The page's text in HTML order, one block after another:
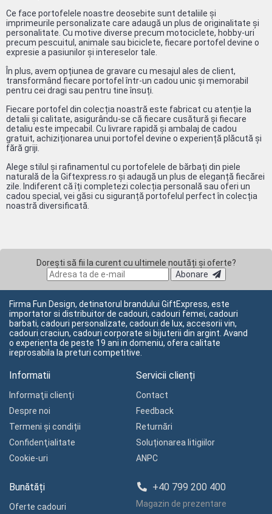
Ce face portofelele noastre deosebite sunt detaliile și
imprimeurile personalizate care adaugă un plus de originalitate și
personalitate. Cu motive diverse precum motociclete, hobby-uri
precum pescuitul, animale sau biciclete, fiecare portofel devine o
expresie a pasiunilor și intereselor tale.
În plus, avem opțiunea de gravare cu mesajul ales de client,
transformând fiecare portofel într-un cadou unic și memorabil
pentru cei dragi sau pentru tine însuți.
Fiecare portofel din colecția noastră este fabricat cu atenție la
detalii și calitate, asigurându-se că fiecare cusătură și fiecare
detaliu este impecabil. Cu livrare rapidă și ambalaj de cadou
gratuit, achiziționarea unui portofel devine o experiență plăcută și
fără griji.
Alege stilul și rafinamentul cu portofelele de bărbați din piele
naturală de la Giftexpress.ro și adaugă un plus de eleganță fiecărei
zile. Indiferent că îți completezi colecția personală sau oferi un
cadou special, vei găsi cu siguranță portofelul perfect în colecția
noastră diversificată.
Dorești să fii la curent cu ultimele noutăți și oferte?
Abonare
Firma Fun Design, detinatorul brandului GiftExpress, este
importator si distribuitor de cadouri, cadouri femei, cadouri
barbati, cadouri personalizate, cadouri de lux, accesorii vin,
cadouri craciun, cadouri corporate si bijuterii din argint. Avand
o experienta de peste 19 ani in domeniu, ofera calitate
ireprosabila la preturi competitive.
Informatii
Informaţii clienţi
Despre noi
Termeni și condiții
Confidenţialitate
Cookie-uri
Servicii clienți
Contact
Feedback
Returnări
Soluționarea litigiilor
ANPC
Bunătăți
Oferte cadouri
+40 799 200 400
Magazin de prezentare